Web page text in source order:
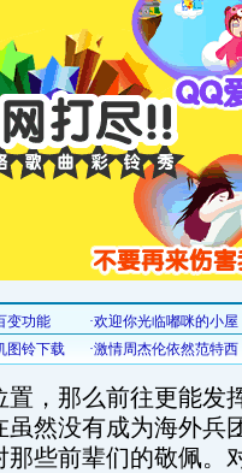
置，那么前往更能发
虽然没有成为海外兵
那些前辈们的敬佩。